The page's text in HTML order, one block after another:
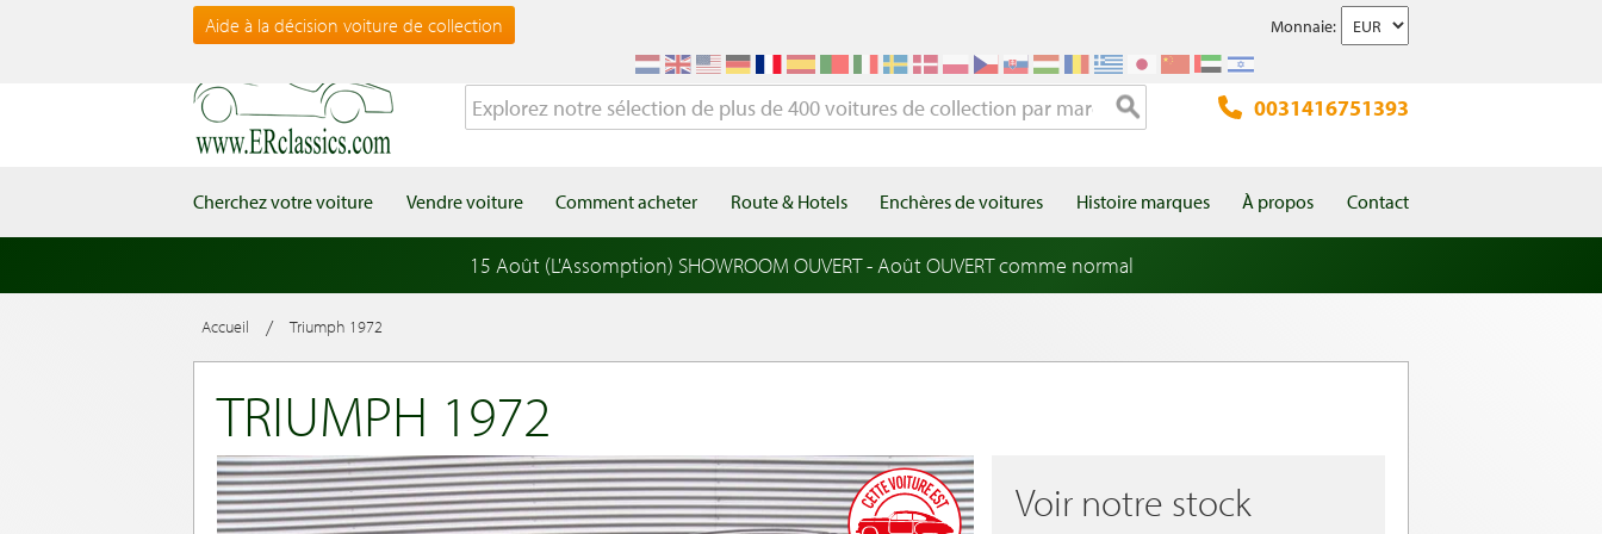
Aide à la décision voiture de collection Monnaie:
0031416751393
Cherchez votre voiture Vendre voiture Comment acheter Route & Hotels Enchères de voitures Histoire marques À propos Contact
15 Août (L'Assomption) SHOWROOM OUVERT - Août OUVERT comme normal
Accueil / Triumph 1972
TRIUMPH 1972
Voir notre stock